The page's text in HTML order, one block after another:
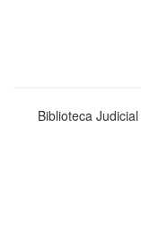
Biblioteca Judicial